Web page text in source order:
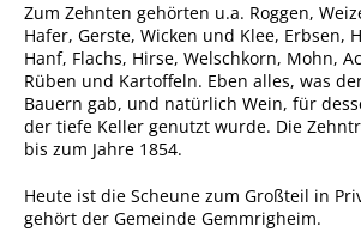
Zum Zehnten gehörten u.a. Roggen,
Hafer, Gerste, Wicken und Klee, Erbsen,
Hanf, Flachs, Hirse, Welschkorn, Mohn,
Rüben und Kartoffeln. Eben alles, was
Bauern gab, und natürlich Wein, für
der tiefe Keller genutzt wurde. Die
bis zum Jahre 1854.
Heute ist die Scheune zum Großteil in
gehört der Gemeinde Gemmrigheim.